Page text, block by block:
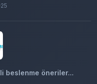
beslenme öneriler...